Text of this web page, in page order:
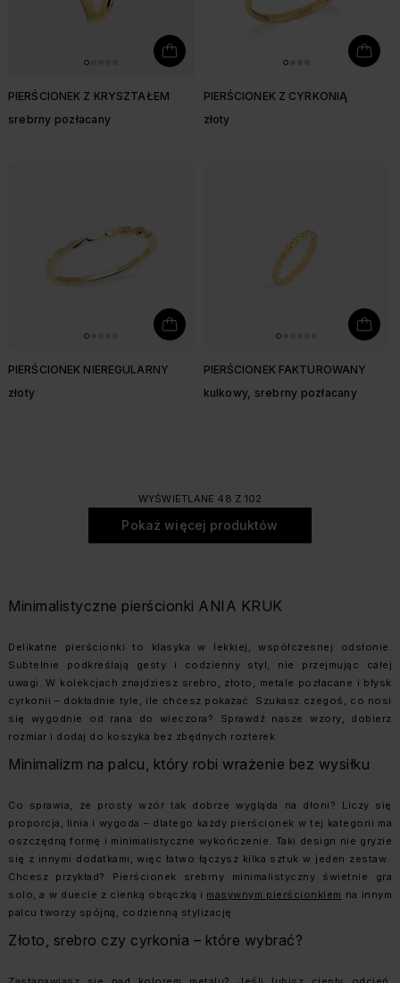
PIERŚCIONEK Z KRYSZTAŁEM
srebrny pozłacany
PIERŚCIONEK Z CYRKONIĄ
złoty
PIERŚCIONEK NIEREGULARNY
złoty
PIERŚCIONEK FAKTUROWANY
kulkowy, srebrny pozłacany
WYŚWIETLANE 48 Z 102
Pokaż więcej produktów
Minimalistyczne pierścionki ANIA KRUK
Delikatne pierścionki to klasyka w lekkiej, współczesnej odsłonie.
Subtelnie podkreślają gesty i codzienny styl, nie przejmując całej
uwagi. W kolekcjach znajdziesz srebro, złoto, metale pozłacane i błysk
cyrkonii – dokładnie tyle, ile chcesz pokazać. Szukasz czegoś, co nosi
się wygodnie od rana do wieczora? Sprawdź nasze wzory, dobierz
rozmiar i dodaj do koszyka bez zbędnych rozterek.
Minimalizm na palcu, który robi wrażenie bez wysiłku
Co sprawia, że prosty wzór tak dobrze wygląda na dłoni? Liczy się
proporcja, linia i wygoda – dlatego każdy pierścionek w tej kategorii ma
oszczędną formę i minimalistyczne wykończenie. Taki design nie gryzie
się z innymi dodatkami, więc łatwo łączysz kilka sztuk w jeden zestaw.
Chcesz przykład? Pierścionek srebrny minimalistyczny świetnie gra
solo, a w duecie z cienką obrączką i masywnym pierścionkiem na innym
palcu tworzy spójną, codzienną stylizację.
Złoto, srebro czy cyrkonia – które wybrać?